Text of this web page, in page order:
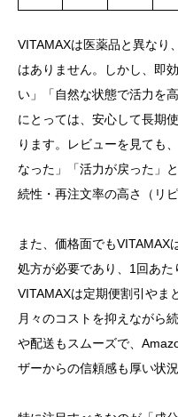
VITAMAXは医薬品と異なり
はありません。しかし、即
い」「自然な状態で活力を
にとっては、安心して長期
ります。レビューを見ても
なった」「活力が戻った」
続性・再注文率の高さ（リ
また、価格面でもVITAMAX
処方が必要であり、1回あた
VITAMAXは定期便割引やま
月々のコストを抑えながら
や配送もスムーズで、
ザーからの信頼感も厚い状況